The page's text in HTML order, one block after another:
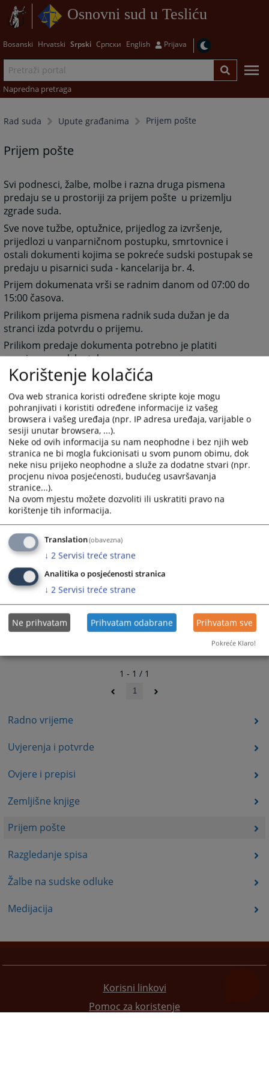
Osnovni sud u Tesliću
Bosanski Hrvatski Srpski Српски English Prijava
Napredna pretraga
Rad suda Upute građanima Prijem pošte
Radno vrijeme
Uvjerenja i potvrde
Ovjere i prepisi
Zemljišne knjige
Prijem pošte
Razgledanje spisa
Žalbe na sudske odluke
Medijacija
Prijem pošte
Svi podnesci, žalbe, molbe i razna druga pismena
predaju se u prostoriji za prijem pošte u prizemlju
zgrade suda.
Sve nove tužbe, optužnice, prijedlog za izvršenje,
prijedlozi u vanparničnom postupku, smrtovnice i
ostali dokumenti kojima se pokreće sudski postupak se
predaju u pisarnici suda - kancelarija br. 4.
Prijem dokumenata vrši se radnim danom od 07:00 do
15:00 časova.
Prilikom prijema pismena radnik suda dužan je da
stranci izda potvrdu o prijemu.
Prilikom predaje dokumenta potrebno je platiti
propisanu sudsku taksu.
1601PREGLEDA
1 - 1 / 1
1
Korisni linkovi
Pomoc za koristenje
Korištenje kolačića
Ova web stranica koristi određene skripte koje mogu
pohranjivati i koristiti određene informacije iz vašeg
browsera i vašeg uređaja (npr. IP adresa uređaja, varijable o
sesiji unutar browsera, ...).
Neke od ovih informacija su nam neophodne i bez njih web
stranica ne bi mogla fukcionisati u svom punom obimu, dok
neke nisu prijeko neophodne a služe za dodatne stvari (npr.
procjenu nivoa posjećenosti, budućeg usavršavanja
stranice...).
Na ovom mjestu možete dozvoliti ili uskratiti pravo na
korištenje tih informacija.
Translation(obavezna)
↓ 2 Servisi treće strane
Analitika o posjećenosti stranica
↓ 2 Servisi treće strane
Ne prihvatam Prihvatam odabrane Prihvatam sve
Pokreće Klaro!